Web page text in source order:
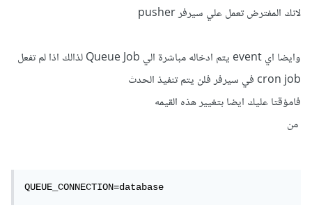
لانك المفترض تعمل علي سيرفر pusher
وايضا اي event يتم ادخاله مباشرة الي Queue Job لذالك اذا لم تفعل
cron job في سيرفر فلن يتم تنفيذ الحدث
فامؤقتا عليك ايضا بتغيير هذه القيمه
من
QUEUE_CONNECTION=database